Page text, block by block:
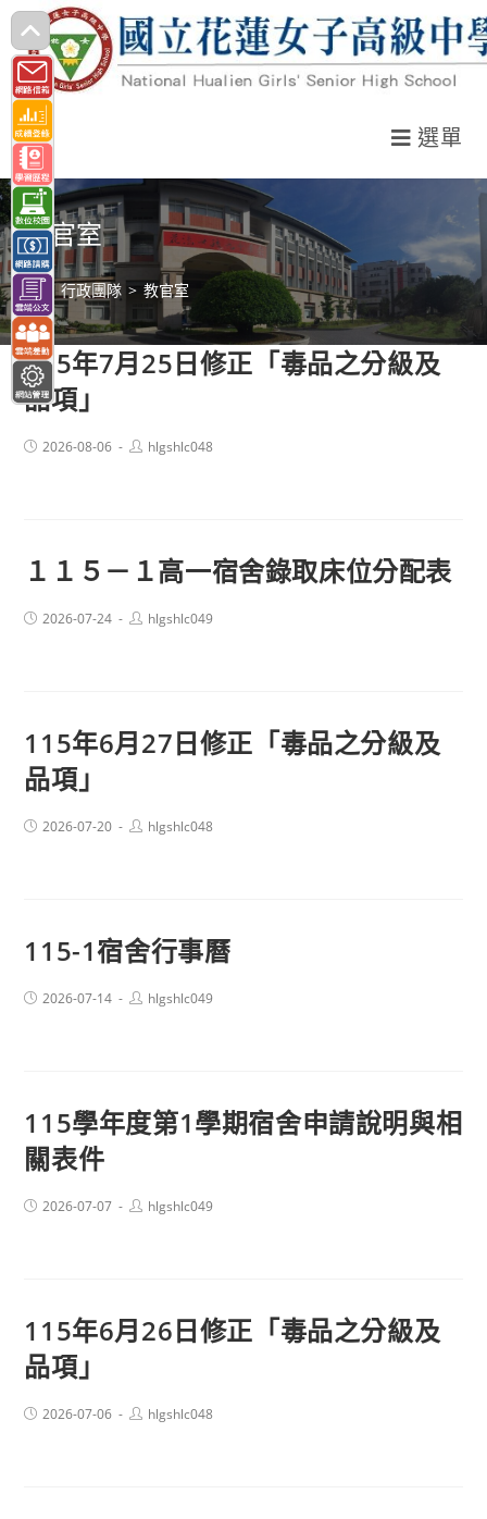
跳
轉
至
主
要
內
容
選單
教官室
> 行政團隊 > 教官室
115年7月25日修正「毒品之分級及
品項」
Post2026-08-06
Posthlgshlc048
１１５－１高一宿舍錄取床位分配表
Post2026-07-24
Posthlgshlc049
115年6月27日修正「毒品之分級及
品項」
Post2026-07-20
Posthlgshlc048
115-1宿舍行事曆
Post2026-07-14
Posthlgshlc049
115學年度第1學期宿舍申請說明與相
關表件
Post2026-07-07
Posthlgshlc049
115年6月26日修正「毒品之分級及
品項」
Post2026-07-06
Posthlgshlc048